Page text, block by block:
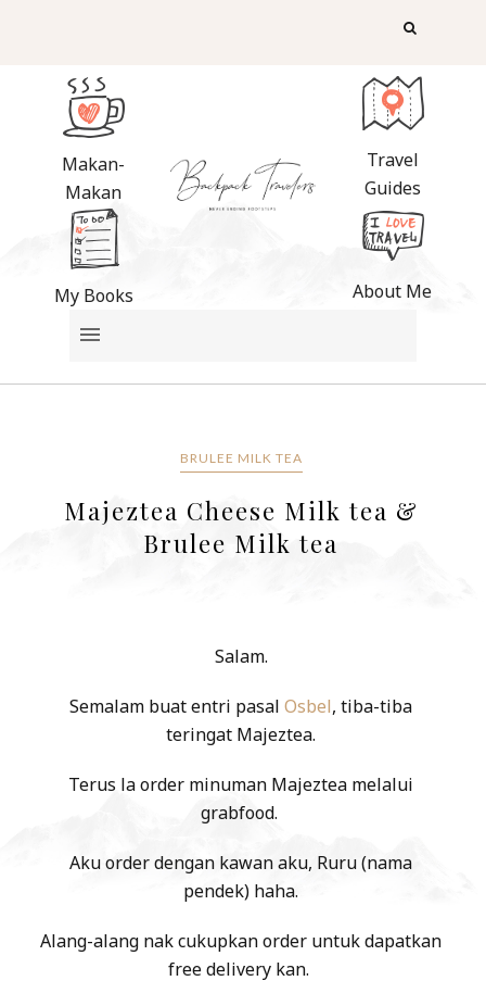
Makan-
Makan
My Books
Travel
Guides
About Me
BRULEE MILK TEA
Majeztea Cheese Milk tea &
Brulee Milk tea
Salam.
Semalam buat entri pasalOsbel, tiba-tiba
teringat Majeztea.
Terus la order minuman Majeztea melalui
grabfood.
Aku order dengan kawan aku, Ruru (nama
pendek) haha.
Alang-alang nak cukupkan order untuk dapatkan
free delivery kan.